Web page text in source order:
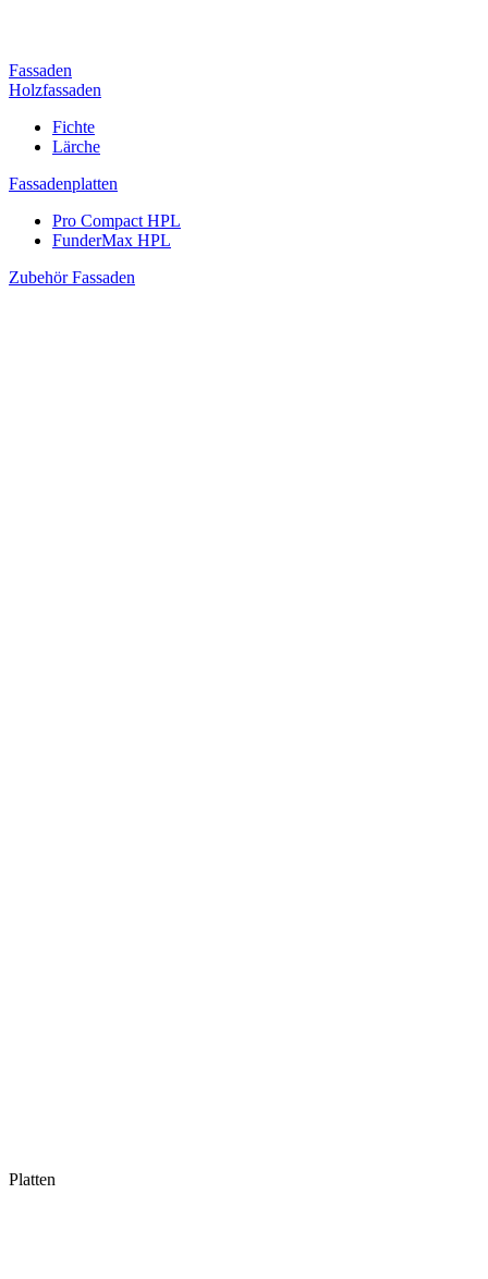
Fassaden
Holzfassaden
Fichte
Lärche
Fassadenplatten
Pro Compact HPL
FunderMax HPL
Zubehör Fassaden
Platten